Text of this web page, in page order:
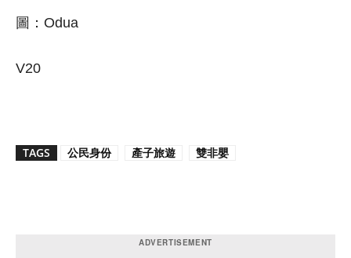
圖：Odua
V20
TAGS 公民身份 產子旅遊 雙非嬰